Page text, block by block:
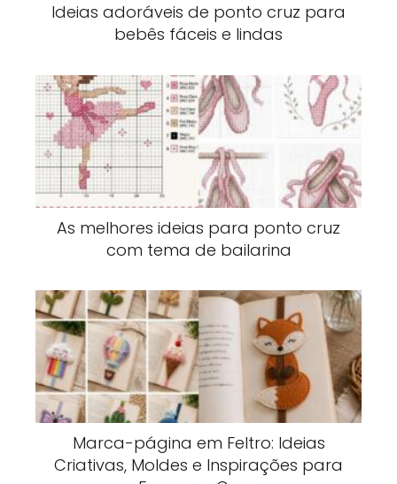
Ideias adoráveis de ponto cruz para
bebês fáceis e lindas
As melhores ideias para ponto cruz
com tema de bailarina
Marca-página em Feltro: Ideias
Criativas, Moldes e Inspirações para